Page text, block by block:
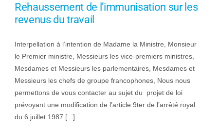
Rehaussement de l’immunisation sur les
revenus du travail
Interpellation à l’intention de Madame la Ministre, Monsieur
le Premier ministre, Messieurs les vice-premiers ministres,
Mesdames et Messieurs les parlementaires, Mesdames et
Messieurs les chefs de groupe francophones, Nous nous
permettons de vous contacter au sujet du projet de loi
prévoyant une modification de l’article 9ter de l’arrêté royal
du 6 juillet 1987 [...]